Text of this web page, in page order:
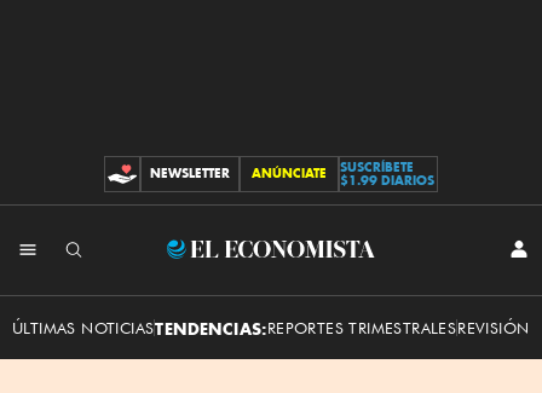
CONTRIBUCIONES
NEWSLETTER ANÚNCIATE
SUSCRÍBETE
$1.99 DIARIOS
El
ÚLTIMAS NOTICIASTENDENCIAS:REPORTES TRIMESTRALESREVISIÓN